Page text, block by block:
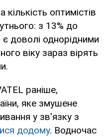
оптимістів
з 13% до
є доволі однорідними
віку зараз вірять
раніше,
яке змушене
у зв'язку з
додому. Водночас